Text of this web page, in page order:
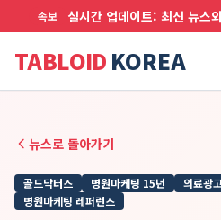
속보
TABLOID KOREA
뉴스로 돌아가기
골드닥터스 병원마케팅 15년 의료광
병원마케팅 레퍼런스